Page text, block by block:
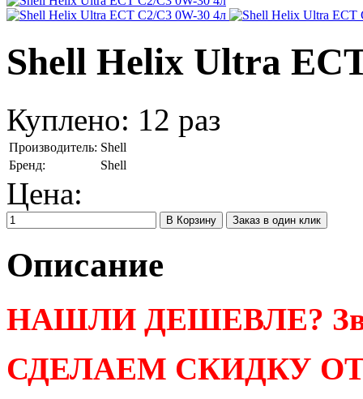
Shell Helix Ultra
Куплено: 12 раз
Производитель: Shell
Бренд:
Shell
Цена:
Заказ в один клик
Описание
НАШЛИ ДЕШЕВЛЕ?
СДЕЛАЕМ СКИДКУ